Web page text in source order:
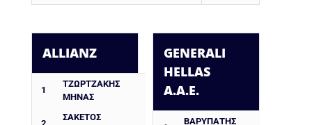
ALLIANZ
1
ΤΖΩΡΤΖΑΚΗΣ
ΜΗΝΑΣ
ΣΑΚΕΤΟΣ
GENERALI
HELLAS
A.A.E.
ΒΑΡΥΠΑΤΗΣ